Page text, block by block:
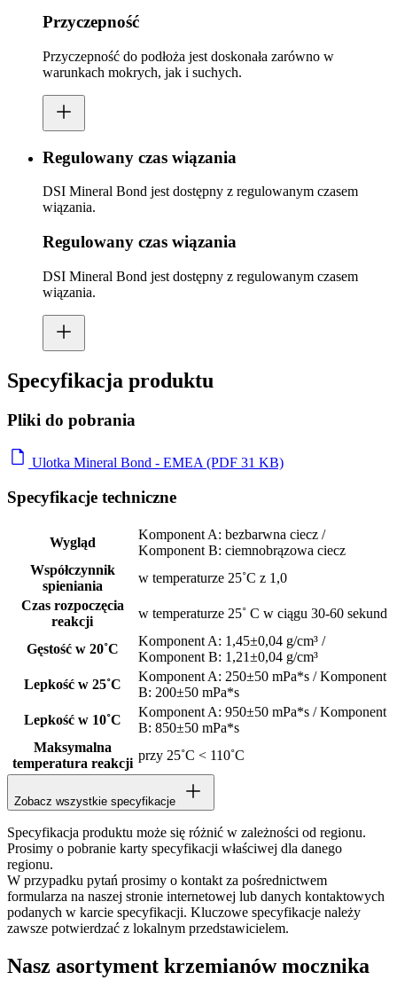
Przyczepność
Przyczepność do podłoża jest doskonała zarówno w
warunkach mokrych, jak i suchych.
Regulowany czas wiązania
DSI Mineral Bond jest dostępny z regulowanym czasem
wiązania.
Regulowany czas wiązania
DSI Mineral Bond jest dostępny z regulowanym czasem
wiązania.
Specyfikacja produktu
Pliki do pobrania
Ulotka Mineral Bond - EMEA (PDF 31 KB)
Specyfikacje techniczne
Wygląd
Komponent A: bezbarwna ciecz /
Komponent B: ciemnobrązowa ciecz
Współczynnik
spieniania
w temperaturze 25˚C z 1,0
Czas rozpoczęcia
reakcji
w temperaturze 25˚ C w ciągu 30-60 sekund
Gęstość w 20˚C
Komponent A: 1,45±0,04 g/cm³ /
Komponent B: 1,21±0,04 g/cm³
Lepkość w 25˚C
Komponent A: 250±50 mPa*s / Komponent
B: 200±50 mPa*s
Lepkość w 10˚C
Komponent A: 950±50 mPa*s / Komponent
B: 850±50 mPa*s
Maksymalna
temperatura reakcji
przy 25˚C < 110˚C
Zobacz wszystkie specyfikacje
Specyfikacja produktu może się różnić w zależności od regionu.
Prosimy o pobranie karty specyfikacji właściwej dla danego
regionu.
W przypadku pytań prosimy o kontakt za pośrednictwem
formularza na naszej stronie internetowej lub danych kontaktowych
podanych w karcie specyfikacji. Kluczowe specyfikacje należy
zawsze potwierdzać z lokalnym przedstawicielem.
Nasz asortyment krzemianów mocznika